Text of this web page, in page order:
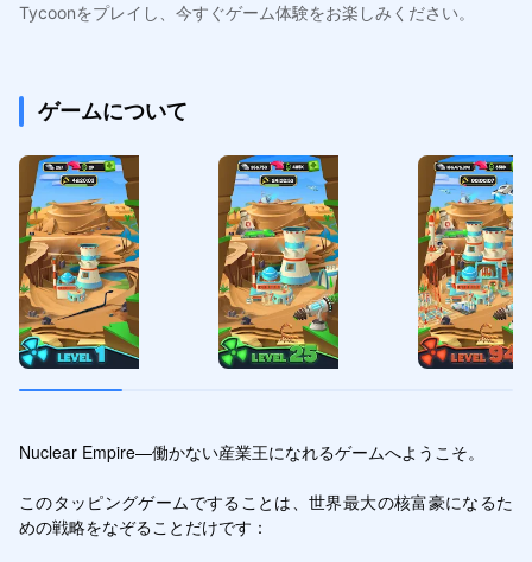
Tycoonをプレイし、今すぐゲーム体験をお楽しみください。
ゲームについて
Nuclear Empire—働かない産業王になれるゲームへようこそ。
このタッピングゲームですることは、世界最大の核富豪になるた
めの戦略をなぞることだけです：